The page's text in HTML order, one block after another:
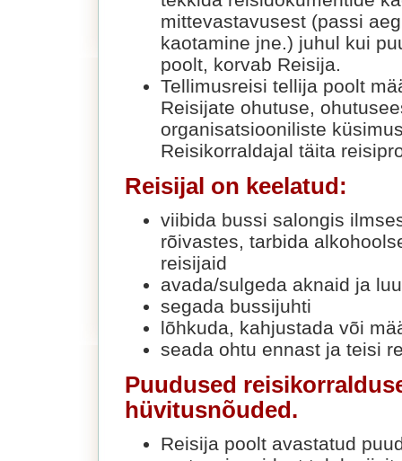
mittevastavusest (passi
kaotamine jne.) juhul kui
poolt, korvab Reisija.
Tellimusreisi tellija poolt
Reisijate ohutuse,
organisatsiooniliste
Reisikorraldajal täita
Reisijal on keelatud:
viibida bussi salongis
rõivastes, tarbida
reisijaid
avada/sulgeda aknaid ja
segada bussijuhti
lõhkuda, kahjustada või
seada ohtu ennast ja teisi
Puudused
hüvitusnõuded.
Reisija poolt avastatud